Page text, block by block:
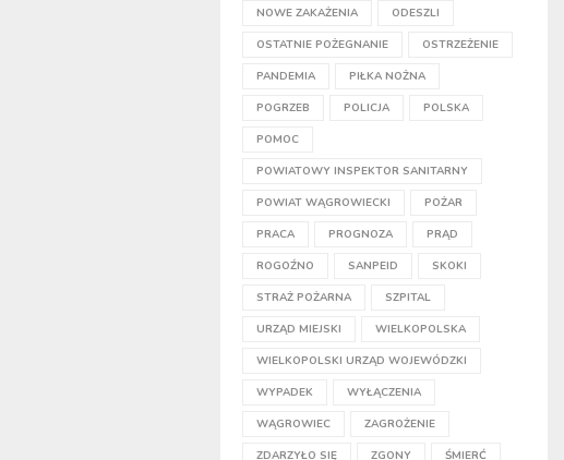
NOWE ZAKAŻENIA ODESZLI
OSTATNIE POŻEGNANIE OSTRZEŻENIE
PANDEMIA PIŁKA NOŻNA
POGRZEB POLICJA POLSKA
POMOC
POWIATOWY INSPEKTOR SANITARNY
POWIAT WĄGROWIECKI POŻAR
PRACA PROGNOZA PRĄD
ROGOŹNO SANPEID SKOKI
STRAŻ POŻARNA SZPITAL
URZĄD MIEJSKI WIELKOPOLSKA
WIELKOPOLSKI URZĄD WOJEWÓDZKI
WYPADEK WYŁĄCZENIA
WĄGROWIEC ZAGROŻENIE
ZDARZYŁO SIĘ ZGONY ŚMIERĆ